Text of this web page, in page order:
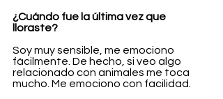
¿Cuándo fue la última vez que
lloraste?
Soy muy sensible, me emociono
fácilmente. De hecho, si veo algo
relacionado con animales me toca
mucho. Me emociono con facilidad.